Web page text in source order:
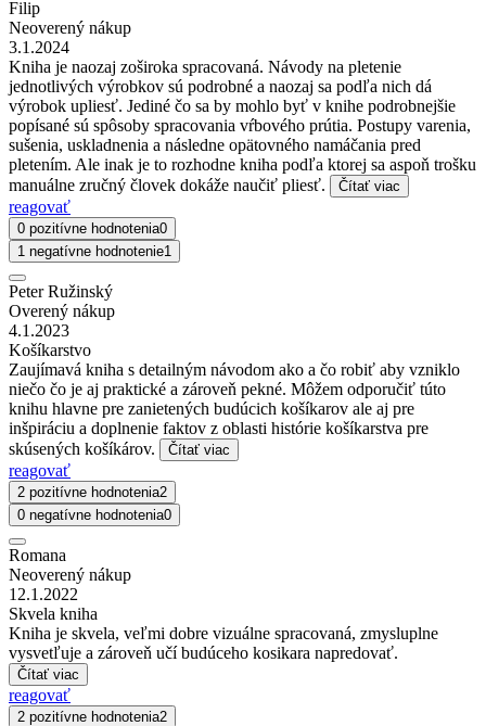
Filip
Neoverený nákup
3.1.2024
Kniha je naozaj zoširoka spracovaná. Návody na pletenie
jednotlivých výrobkov sú podrobné a naozaj sa podľa nich dá
výrobok upliesť. Jediné čo sa by mohlo byť v knihe podrobnejšie
popísané sú spôsoby spracovania vŕbového prútia. Postupy varenia,
sušenia, uskladnenia a následne opätovného namáčania pred
pletením. Ale inak je to rozhodne kniha podľa ktorej sa aspoň trošku
manuálne zručný človek dokáže naučiť pliesť.
Čítať viac
reagovať
0 pozitívne hodnotenia0
1 negatívne hodnotenie1
Peter Ružinský
Overený nákup
4.1.2023
Košíkarstvo
Zaujímavá kniha s detailným návodom ako a čo robiť aby vzniklo
niečo čo je aj praktické a zároveň pekné. Môžem odporučiť túto
knihu hlavne pre zanietených budúcich košíkarov ale aj pre
inšpiráciu a doplnenie faktov z oblasti histórie košíkarstva pre
skúsených košíkárov.
Čítať viac
reagovať
2 pozitívne hodnotenia2
0 negatívne hodnotenia0
Romana
Neoverený nákup
12.1.2022
Skvela kniha
Kniha je skvela, veľmi dobre vizuálne spracovaná, zmysluplne
vysvetľuje a zároveň učí budúceho kosikara napredovať.
Čítať viac
reagovať
2 pozitívne hodnotenia2